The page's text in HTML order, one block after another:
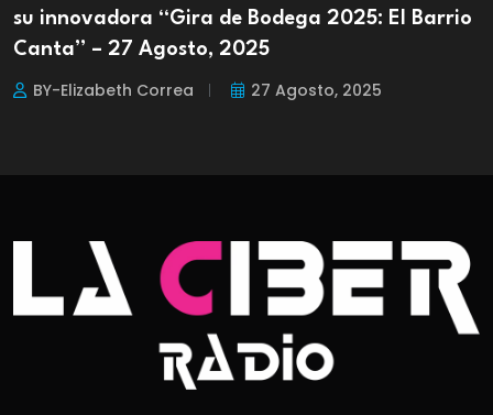
su innovadora “Gira de Bodega 2025: El Barrio
Canta” – 27 Agosto, 2025
BY-Elizabeth Correa 27 Agosto, 2025